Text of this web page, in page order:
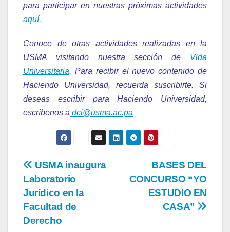
para participar en nuestras próximas actividades
aquí.
Conoce de otras actividades realizadas en la
USMA visitando nuestra sección de Vida
Universitaria. Para recibir el nuevo contenido de
Haciendo Universidad, recuerda suscribirte. Si
deseas escribir para Haciendo Universidad,
escríbenos a dci@usma.ac.pa
BASES DEL
CONCURSO “YO
ESTUDIO EN
CASA”
USMA inaugura
Laboratorio
Jurídico en la
Facultad de
Derecho